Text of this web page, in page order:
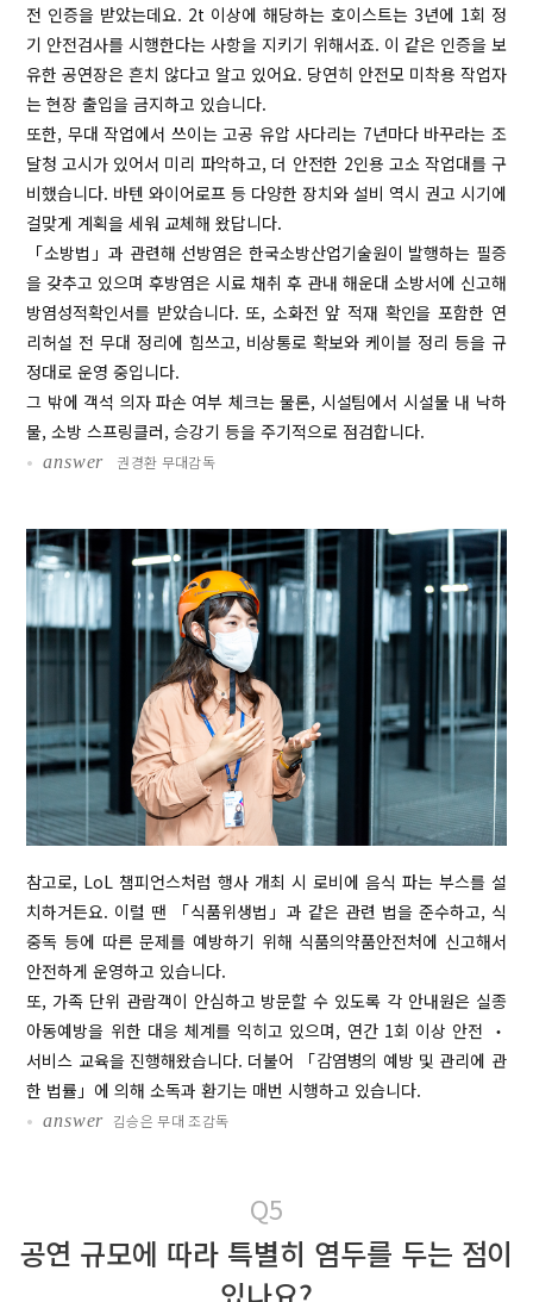
전 인증을 받았는데요. 2t 이상에 해당하는 호이스트는 3년에 1회 정
기 안전검사를 시행한다는 사항을 지키기 위해서죠. 이 같은 인증을 보
유한 공연장은 흔치 않다고 알고 있어요. 당연히 안전모 미착용 작업자
는 현장 출입을 금지하고 있습니다.
또한, 무대 작업에서 쓰이는 고공 유압 사다리는 7년마다 바꾸라는 조
달청 고시가 있어서 미리 파악하고, 더 안전한 2인용 고소 작업대를 구
비했습니다. 바텐 와이어로프 등 다양한 장치와 설비 역시 권고 시기에
걸맞게 계획을 세워 교체해 왔답니다.
「소방법」과 관련해 선방염은 한국소방산업기술원이 발행하는 필증
을 갖추고 있으며 후방염은 시료 채취 후 관내 해운대 소방서에 신고해
방염성적확인서를 받았습니다. 또, 소화전 앞 적재 확인을 포함한 연
리허설 전 무대 정리에 힘쓰고, 비상통로 확보와 케이블 정리 등을 규
정대로 운영 중입니다.
그 밖에 객석 의자 파손 여부 체크는 물론, 시설팀에서 시설물 내 낙하
물, 소방 스프링클러, 승강기 등을 주기적으로 점검합니다.
• answer 권경환 무대감독
참고로, LoL 챔피언스처럼 행사 개최 시 로비에 음식 파는 부스를 설
치하거든요. 이럴 땐 「식품위생법」과 같은 관련 법을 준수하고, 식
중독 등에 따른 문제를 예방하기 위해 식품의약품안전처에 신고해서
안전하게 운영하고 있습니다.
또, 가족 단위 관람객이 안심하고 방문할 수 있도록 각 안내원은 실종
아동예방을 위한 대응 체계를 익히고 있으며, 연간 1회 이상 안전 ‧
서비스 교육을 진행해왔습니다. 더불어 「감염병의 예방 및 관리에 관
한 법률」에 의해 소독과 환기는 매번 시행하고 있습니다.
• answer 김승은 무대 조감독
Q5
공연 규모에 따라 특별히 염두를 두는 점이